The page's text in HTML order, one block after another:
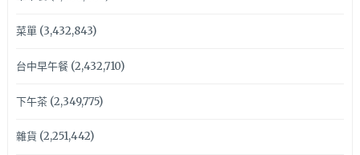
菜單(3,432,843)
台中早午餐(2,432,710)
下午茶(2,349,775)
雜貨 (2,251,442)